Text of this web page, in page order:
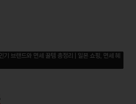
브랜드와 면세 꿀템 총정리 | 일본 쇼핑, 면세 혜